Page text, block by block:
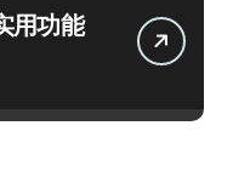
用功能